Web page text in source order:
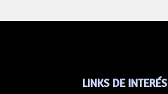
LINKS DE INTERÉS